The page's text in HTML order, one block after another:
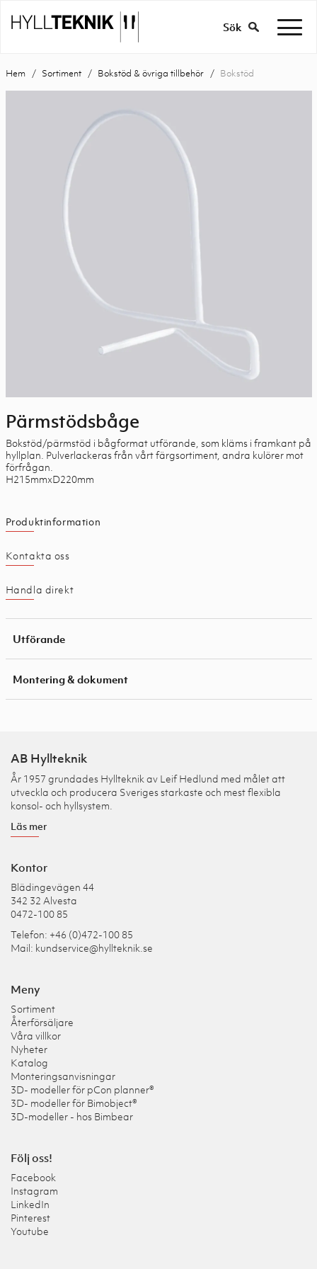
Sök
Hem Sortiment Bokstöd & övriga tillbehör Bokstöd
Pärmstödsbåge
Bokstöd/pärmstöd i bågformat utförande, som kläms i framkant på
hyllplan. Pulverlackeras från vårt färgsortiment, andra kulörer mot
förfrågan.
H215mmxD220mm
Produktinformation
Kontakta oss
Handla direkt
Utförande
Montering & dokument
AB Hyllteknik
År 1957 grundades Hyllteknik av Leif Hedlund med målet att
utveckla och producera Sveriges starkaste och mest flexibla
konsol- och hyllsystem.
Läs mer
Kontor
Blädingevägen 44
342 32 Alvesta
0472-100 85
Telefon: +46 (0)472-100 85
Mail: kundservice@hyllteknik.se
Meny
Sortiment
Återförsäljare
Våra villkor
Nyheter
Katalog
Monteringsanvisningar
3D- modeller för pCon planner®
3D- modeller för Bimobject®
3D-modeller - hos Bimbear
Följ oss!
Facebook
Instagram
LinkedIn
Pinterest
Youtube